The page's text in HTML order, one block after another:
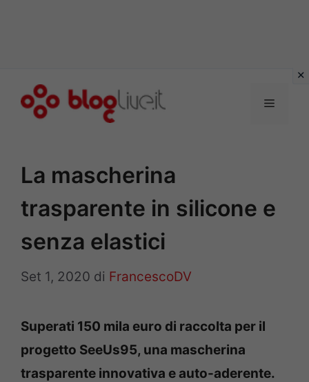
Menu
La mascherina
trasparente in silicone e
senza elastici
Set 1, 2020 di FrancescoDV
Superati 150 mila euro di raccolta per il
progetto SeeUs95, una mascherina
trasparente innovativa e auto-aderente.